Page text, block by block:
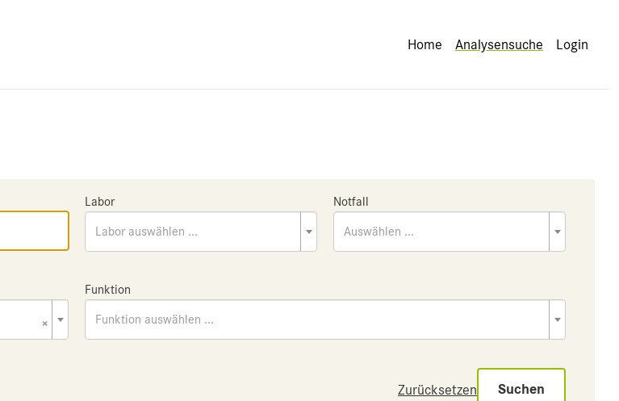
Home Analysensuche Login
Labor
Labor auswählen ...
Notfall
Auswählen ...
×
Funktion
Funktion auswählen ...
Zurücksetzen Suchen